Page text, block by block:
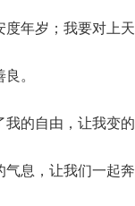
年岁；我要对上
。
的自由，让我变
息，让我们一起奔